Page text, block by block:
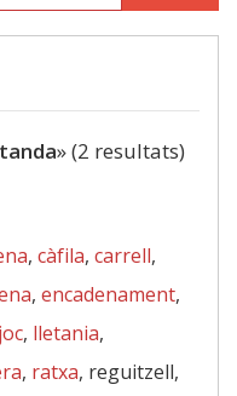
tanda» (2 resultats)
, càfila, carrell,
, encadenament,
joc, lletania,
, ratxa, reguitzell,